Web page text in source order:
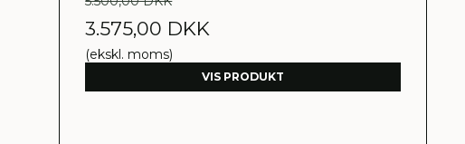
3.575,00 DKK
(ekskl. moms)
VIS PRODUKT